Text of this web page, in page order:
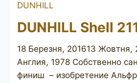
DUNHILL
DUNHILL Shell
18 Березня, 201613 Жовтня,
Англия, 1978 Собственно
финиш – изобретение